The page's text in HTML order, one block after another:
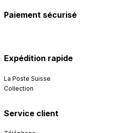
Paiement sécurisé
Expédition rapide
La Poste Suisse
Collection
Service client